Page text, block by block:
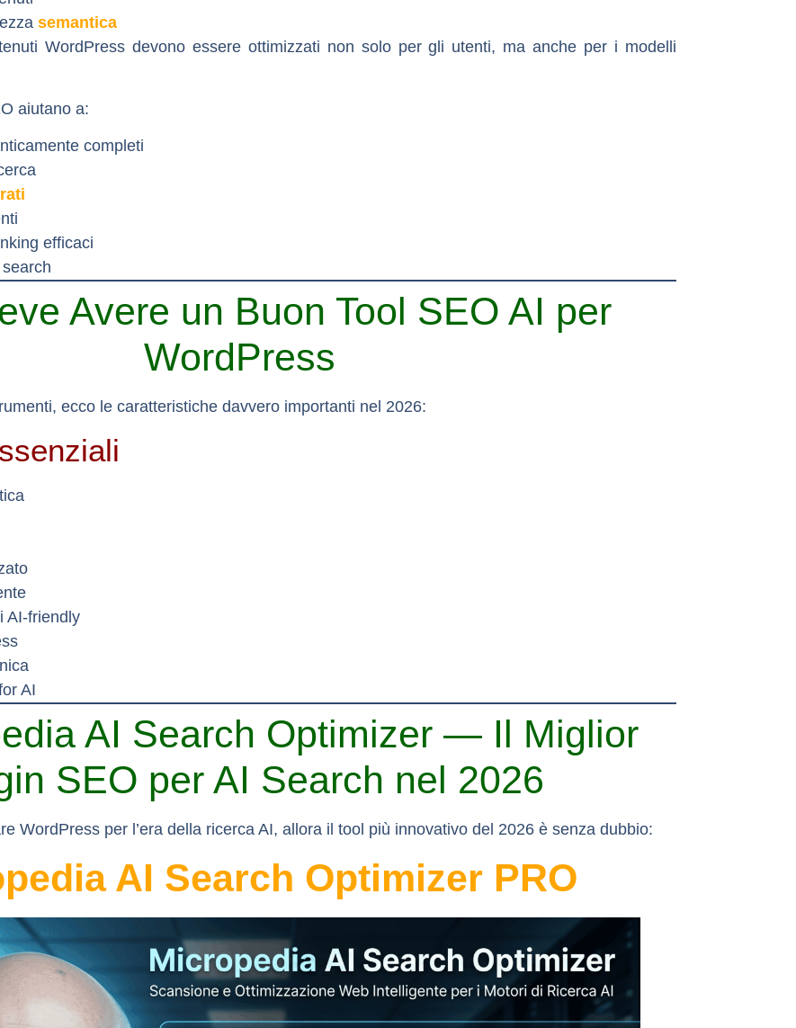
semantica
WordPress devono essere ottimizzati non solo per gli utenti, ma anche per i modelli
aiutano a:
completi
efficaci
Avere un Buon Tool SEO AI per
WordPress
ecco le caratteristiche davvero importanti nel 2026:
AI-friendly
AI
AI Search Optimizer — Il Miglior
SEO per AI Search nel 2026
WordPress per l’era della ricerca AI, allora il tool più innovativo del 2026 è senza dubbio:
AI Search Optimizer PRO